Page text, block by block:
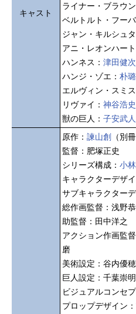
キャスト
ライナー・ブラウン
ベルトルト・フーバ
ジャン・キルシュタ
アニ・レオンハート
ハンネス： 津田健
ハンジ・ゾエ： 朴
エルヴィン・スミス
リヴァイ： 神谷浩史
獣の巨人： 子安武人
原作： 諫山創
（別
監督：肥塚正史
シリーズ構成： 小
キャラクターデザ
サブキャラクター
総作画監督：浅
助監督：田中洋之
アクション作画監
磨
美術設定：谷内優穂
巨人設定：千葉崇明
ビジュアルコンセ
プロップデザイン